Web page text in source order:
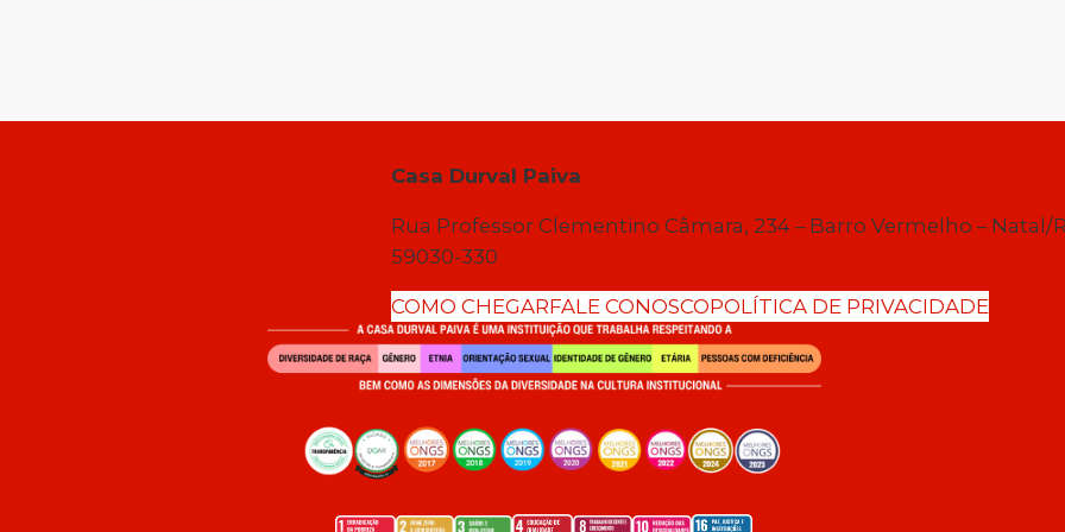
Casa Durval Paiva
Rua Professor Clementino Câmara, 234 – Barro Vermelho – Natal/
59030-330
COMO CHEGARFALE CONOSCOPOLÍTICA DE PRIVACIDADE